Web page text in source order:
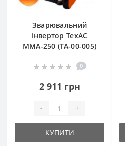
Зварювальний
інвертор ТехАС
MMА-250 (TA-00-005)
0
2 911 грн
- +
КУПИТИ